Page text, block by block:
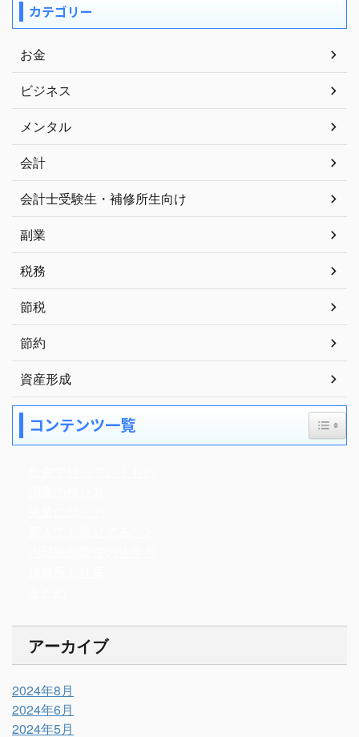
カテゴリー
お金
ビジネス
メンタル
会計
会計士受験生・補修所生向け
副業
税務
節税
節約
資産形成
コンテンツ一覧
アーカイブ
2024年8月
2024年6月
2024年5月